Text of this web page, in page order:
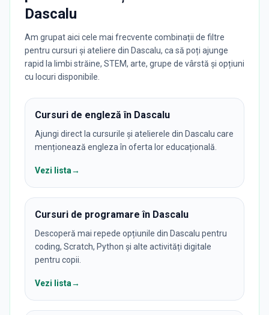
Dascalu
Am grupat aici cele mai frecvente combinații de filtre
pentru cursuri și ateliere din Dascalu, ca să poți ajunge
rapid la limbi străine, STEM, arte, grupe de vârstă și opțiuni
cu locuri disponibile.
Cursuri de engleză în Dascalu
Ajungi direct la cursurile și atelierele din Dascalu care
menționează engleza în oferta lor educațională.
Vezi lista→
Cursuri de programare în Dascalu
Descoperă mai repede opțiunile din Dascalu pentru
coding, Scratch, Python și alte activități digitale
pentru copii.
Vezi lista→